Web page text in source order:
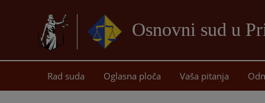
Osnovni sud u
Rad suda Oglasna ploča Vaša pitanja